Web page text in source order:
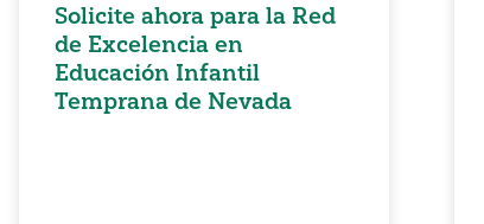
Solicite ahora para la Red
de Excelencia en
Educación Infantil
Temprana de Nevada